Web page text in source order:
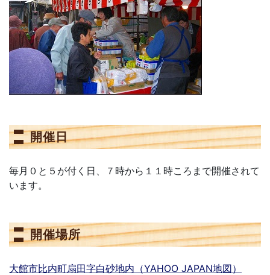
開催日
毎月０と５が付く日、７時から１１時ころまで開催されて
います。
開催場所
大館市比内町扇田字白砂地内（YAHOO JAPAN地図）